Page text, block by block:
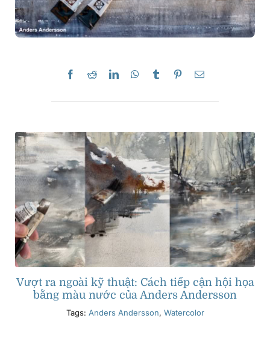
Vượt ra ngoài kỹ thuật: Cách tiếp cận hội họa
bằng màu nước của Anders Andersson
Tags: Anders Andersson, Watercolor